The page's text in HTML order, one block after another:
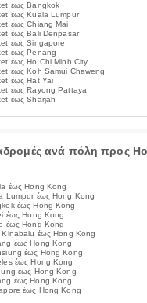
έως Bangkok
έως Kuala Lumpur
έως Chiang Mai
έως Bali Denpasar
έως Singapore
έως Penang
έως Ho Chi Minh City
έως Koh Samui Chaweng
έως Hat Yai
έως Rayong Pattaya
έως Sharjah
ανά πόλη προς
έως Hong Kong
Lumpur έως Hong Kong
έως Hong Kong
έως Hong Kong
έως Hong Kong
Kinabalu έως Hong Kong
έως Hong Kong
έως Hong Kong
έως Hong Kong
έως Hong Kong
έως Hong Kong
έως Hong Kong